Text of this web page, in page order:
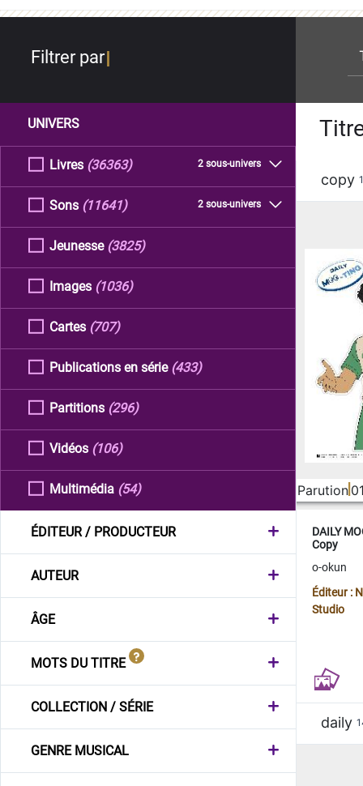
Filtrer par
UNIVERS
Livres 2 sous-univers
(36363)
Sons 2 sous-univers
(11641)
Jeunesse (3825)
Images (1036)
Cartes (707)
Publications en série (433)
Partitions (296)
Vidéos (106)
Multimédia (54)
ÉDITEUR / PRODUCTEUR
AUTEUR
ÂGE
MOTS DU TITRE
COLLECTION / SÉRIE
GENRE MUSICAL
copy
Parution
DAILY
Copy
o-okun
Éditeur :
Studio
daily